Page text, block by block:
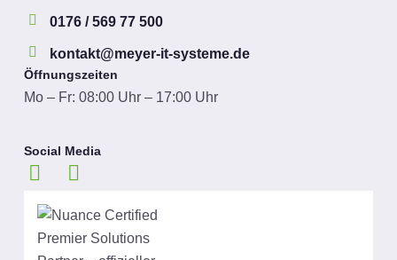
0176 / 569 77 500
kontakt@meyer-it-systeme.de
Öffnungszeiten
Mo – Fr: 08:00 Uhr – 17:00 Uhr
Social Media